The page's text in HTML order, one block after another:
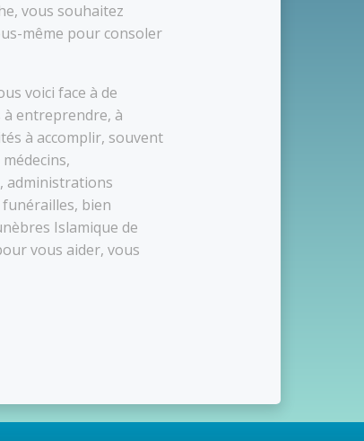
vous souhaitez
même pour consoler
voici face à de
entreprendre, à
à accomplir, souvent
administrations
bien
Islamique de
vous aider, vous